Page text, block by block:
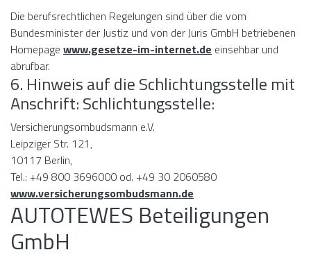
Die berufsrechtlichen Regelungen sind über die vom
Bundesminister der Justiz und von der Juris GmbH betriebenen
Homepage www.gesetze-im-internet.de einsehbar und
abrufbar.
6. Hinweis auf die Schlichtungsstelle mit
Anschrift: Schlichtungsstelle:
Versicherungsombudsmann e.V.
Leipziger Str. 121,
10117 Berlin,
Tel.: +49 800 3696000 od. +49 30 2060580
www.versicherungsombudsmann.de
AUTOTEWES Beteiligungen
GmbH